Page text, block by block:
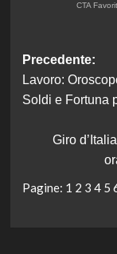
articolo
Precedente:
Lavoro:
Soldi e Fortuna
Giro
Pagine: 1 2 3 4 5